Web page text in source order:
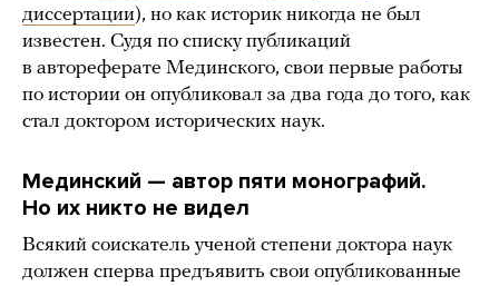
диссертации), но как историк никогда не был
известен. Судя по списку публикаций
в автореферате Мединского, свои первые работы
по истории он опубликовал за два года до того, как
стал доктором исторических наук.
Мединский — автор пяти монографий.
Но их никто не видел
Всякий соискатель ученой степени доктора наук
должен сперва предъявить свои опубликованные